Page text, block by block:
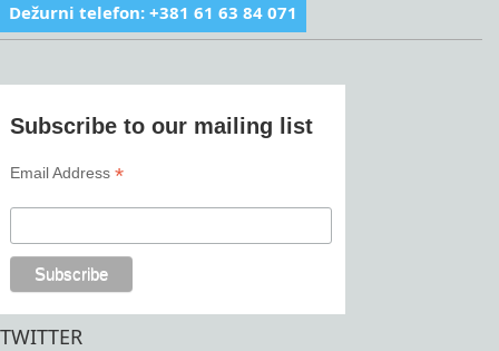
Dežurni telefon: +381 61 63 84 071
Subscribe to our mailing list
Email Address*
TWITTER